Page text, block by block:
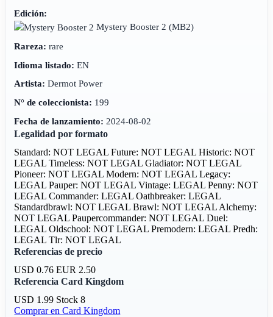
Edición:
Mystery Booster 2(MB2)
Rareza: rare
Idioma listado: EN
Artista: Dermot Power
N° de coleccionista: 199
Fecha de lanzamiento: 2024-08-02
Legalidad por formato
Standard: NOT LEGALFuture: NOT LEGALHistoric: NOT
LEGALTimeless: NOT LEGALGladiator: NOT LEGAL
Pioneer: NOT LEGALModern: NOT LEGALLegacy:
LEGALPauper: NOT LEGALVintage: LEGALPenny: NOT
LEGALCommander: LEGALOathbreaker: LEGAL
Standardbrawl: NOT LEGALBrawl: NOT LEGAL Alchemy:
NOT LEGALPaupercommander: NOT LEGALDuel:
LEGALOldschool: NOT LEGALPremodern: LEGALPredh:
LEGALTlr: NOT LEGAL
Referencias de precio
USD 0.76EUR 2.50
Referencia Card Kingdom
USD 1.99 Stock 8
Comprar en Card Kingdom